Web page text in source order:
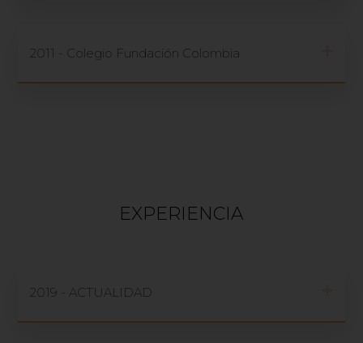
2011 - Colegio Fundación Colombia
EXPERIENCIA
2019 - ACTUALIDAD